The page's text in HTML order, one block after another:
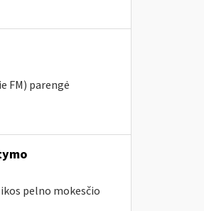
FM) parengė
pelno mokesčio